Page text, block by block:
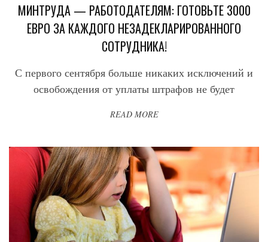
МИНТРУДА — РАБОТОДАТЕЛЯМ: ГОТОВЬТЕ 3000
ЕВРО ЗА КАЖДОГО НЕЗАДЕКЛАРИРОВАННОГО
СОТРУДНИКА!
С первого сентября больше никаких исключений и
освобождения от уплаты штрафов не будет
READ MORE